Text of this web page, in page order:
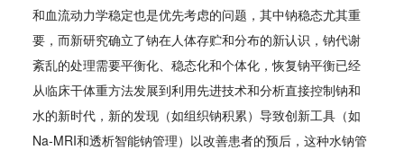
和血流动力学稳定也是优先考虑的问题，其中钠稳态尤其重
要，而新研究确立了钠在人体存贮和分布的新认识，钠代谢
紊乱的处理需要平衡化、稳态化和个体化，恢复钠平衡已经
从临床干体重方法发展到利用先进技术和分析直接控制钠和
水的新时代，新的发现（如组织钠积累）导致创新工具（如
Na-MRI和透析智能钠管理）以改善患者的预后，这种水钠管